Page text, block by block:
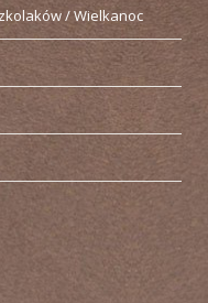
/ Wielkanoc